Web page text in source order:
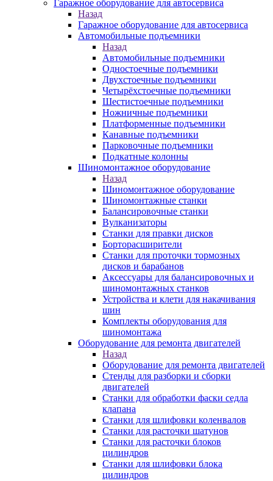
Гаражное оборудование для автосервиса
Назад
Гаражное оборудование для автосервиса
Автомобильные подъемники
Назад
Автомобильные подъемники
Одностоечные подъемники
Двухстоечные подъемники
Четырёхстоечные подъемники
Шестистоечные подъемники
Ножничные подъемники
Платформенные подъемники
Канавные подъемники
Парковочные подъемники
Подкатные колонны
Шиномонтажное оборудование
Назад
Шиномонтажное оборудование
Шиномонтажные станки
Балансировочные станки
Вулканизаторы
Станки для правки дисков
Борторасширители
Станки для проточки тормозных
дисков и барабанов
Аксессуары для балансировочных и
шиномонтажных станков
Устройства и клети для накачивания
шин
Комплекты оборудования для
шиномонтажа
Оборудование для ремонта двигателей
Назад
Оборудование для ремонта двигателей
Стенды для разборки и сборки
двигателей
Станки для обработки фаски седла
клапана
Станки для шлифовки коленвалов
Станки для расточки шатунов
Станки для расточки блоков
цилиндров
Станки для шлифовки блока
цилиндров